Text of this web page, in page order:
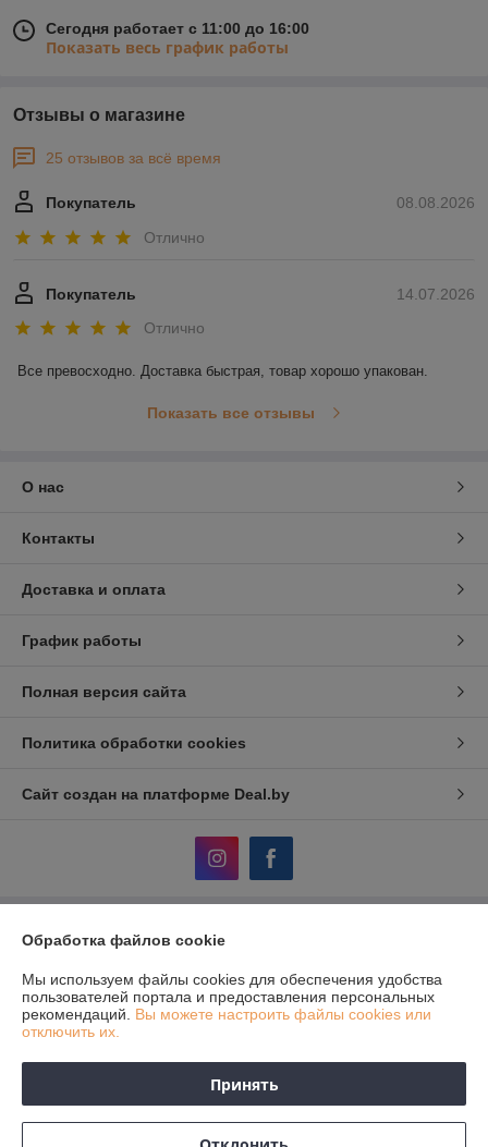
Сегодня работает с 11:00 до 16:00
Показать весь график работы
Отзывы о магазине
25 отзывов за всё время
08.08.2026
Покупатель
Отлично
14.07.2026
Покупатель
Отлично
Все превосходно. Доставка быстрая, товар хорошо упакован.
Показать все отзывы
О нас
Контакты
Доставка и оплата
График работы
Полная версия сайта
Политика обработки cookies
Сайт создан на платформе Deal.by
Информация для покупателя
Юридическое лицо:ЧТУП «АвтоДСтехно»
г. Минск, ул. Тимирязева, 10-211
Регистрационный номер ЕГР: 690849380
УНП: 690849380
Регистрационный орган: Исполком Дзержинского района
Дата регистрации компании: 05.12.2012
Обработка файлов cookie
Мы используем файлы cookies для обеспечения удобства
пользователей портала и предоставления персональных
рекомендаций. Вы можете настроить файлы cookies или
отключить их.
Принять